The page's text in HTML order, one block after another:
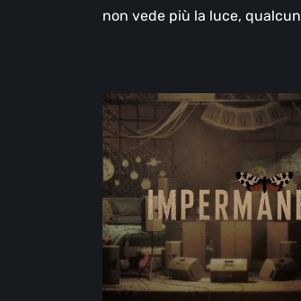
non vede più la luce,
Impermanence:
costruire
un
santuario
nel
teatro
fantasmi